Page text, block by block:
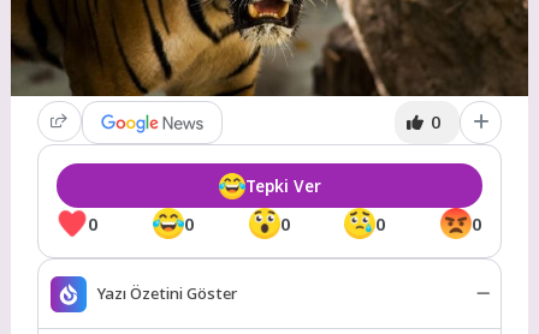
0
0 0 0 0 0
Tepki Ver
Yazı Özetini Göster